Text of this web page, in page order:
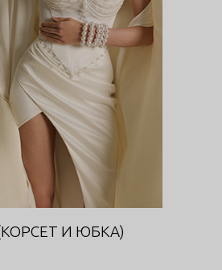
(КОРСЕТ И ЮБКА)
DIVA
И ЮБКА)